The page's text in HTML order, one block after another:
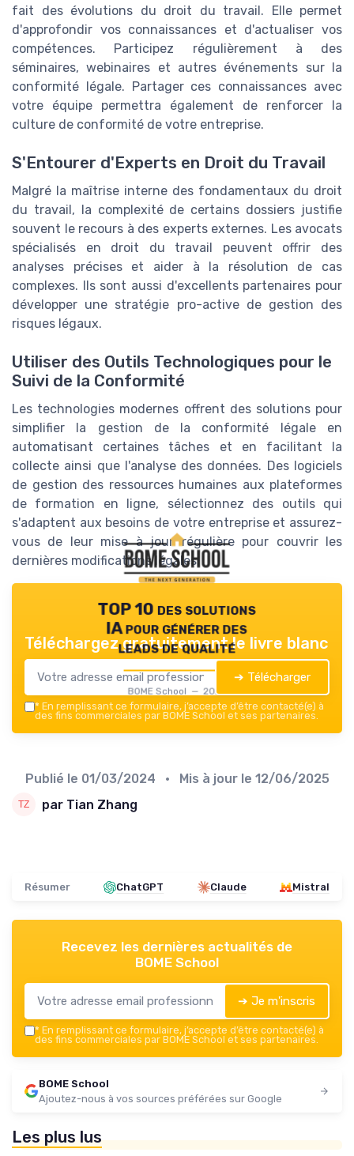
fait des évolutions du droit du travail. Elle permet
d'approfondir vos connaissances et d'actualiser vos
compétences. Participez régulièrement à des
séminaires, webinaires et autres événements sur la
conformité légale. Partager ces connaissances avec
votre équipe permettra également de renforcer la
culture de conformité de votre entreprise.
S'Entourer d'Experts en Droit du Travail
Malgré la maîtrise interne des fondamentaux du droit
du travail, la complexité de certains dossiers justifie
souvent le recours à des experts externes. Les avocats
spécialisés en droit du travail peuvent offrir des
analyses précises et aider à la résolution de cas
complexes. Ils sont aussi d'excellents partenaires pour
développer une stratégie pro-active de gestion des
risques légaux.
Utiliser des Outils Technologiques pour le
Suivi de la Conformité
Les technologies modernes offrent des solutions pour
simplifier la gestion de la conformité légale en
automatisant certaines tâches et en facilitant la
collecte ainsi que l'analyse des données. Des logiciels
de gestion des ressources humaines aux plateformes
de formation en ligne, sélectionnez des outils qui
s'adaptent aux besoins de votre entreprise et assurez-
vous de leur mise à jour régulière pour couvrir les
dernières modifications légales.
TOP 10 des solutions
IA pour générer des
leads de qualité
BOME School — 2026
Téléchargez gratuitement le livre blanc
➔ Télécharger
* En remplissant ce formulaire, j’accepte d’être contacté(e) à
des fins commerciales par BOME School et ses partenaires.
Publié le 01/03/2024 • Mis à jour le 12/06/2025
par Tian Zhang
Résumer ChatGPT Claude Mistral
Recevez les dernières actualités de
BOME School
➔ Je m'inscris
* En remplissant ce formulaire, j’accepte d’être contacté(e) à
des fins commerciales par BOME School et ses partenaires.
BOME School
Ajoutez-nous à vos sources préférées sur Google
Les plus lus